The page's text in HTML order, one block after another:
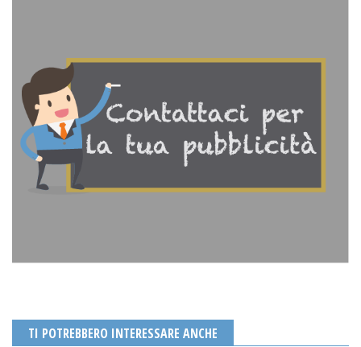
TI POTREBBERO INTERESSARE ANCHE